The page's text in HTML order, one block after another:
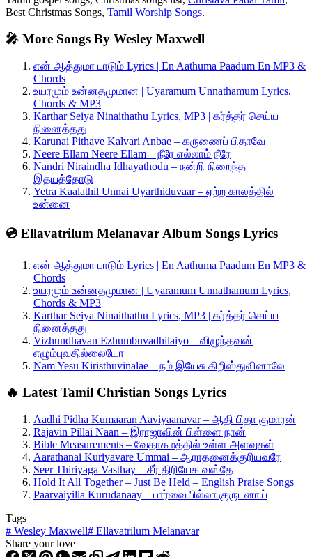
Best Christmas Songs, Tamil Worship Songs.
🎤 More Songs By Wesley Maxwell
என் ஆத்துமா பாடும் Lyrics | En Aathuma Paadum En MP3 &
Chords
உயரமும் உன்னதமுமான | Uyaramum Unnathamum Lyrics,
Chords & MP3
Karthar Seiya Ninaithathu Lyrics, MP3 | கர்த்தர் செய்ய
நினைத்தது
Karunai Pithave Kalvari Anbae – கருணைப் பிதாவே
Neere Ellam Neere Ellam – நீரே எல்லாம் நீரே
Nandri Niraindha Idhayathodu – நன்றி நிறைந்த
இதயத்தோடு
Yetra Kaalathil Unnai Uyarthiduvaar – ஏற்ற காலத்தில்
உன்னை
💿 Ellavatrilum Melanavar Album Songs Lyrics
என் ஆத்துமா பாடும் Lyrics | En Aathuma Paadum En MP3 &
Chords
உயரமும் உன்னதமுமான | Uyaramum Unnathamum Lyrics,
Chords & MP3
Karthar Seiya Ninaithathu Lyrics, MP3 | கர்த்தர் செய்ய
நினைத்தது
Vizhundhavan Ezhumbuvadhilaiyo – விழுந்தவன்
எழும்புவதில்லையோ
Nam Yesu Kiristhuvinalae – நம் இயேசு கிறிஸ்துவினாலே
🔥 Latest Tamil Christian Songs Lyrics
Aadhi Pidha Kumaaran Aaviyaanavar – ஆதி பிதா குமாரன்
Rajavin Pillai Naan – இராஜாவின் பிள்ளை நான்
Bible Measurements – வேதாகமத்தில் உள்ள அளவுகள்
Aarathanai Kuriyavare Ummai – ஆராதனைக்குரியவரே
Seer Thiriyaga Vasthay – சீர் திரியேக வஸ்தே
Hold It All Together – Just Be Held – English Praise Songs
Paarvaiyilla Kurudanaay – பார்வையில்லா குருடனாய்
Tags
# Wesley Maxwell# Ellavatrilum Melanavar
Share your love